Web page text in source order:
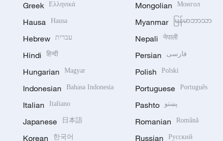
Greek Ελληνικά
Hausa Hausa
Hebrew עברית
Hindi हिन्दी
Hungarian Magyar
Indonesian Bahasa Indonesia
Italian Italiano
Japanese 日本語
Korean 한국어
Mongolian Монгол
Myanmar မြန်မာဘာသာ
Nepali नेपाली
Persian فارسی
Polish Polski
Portuguese Português
Pashto پښتو
Romanian Română
Russian Русский